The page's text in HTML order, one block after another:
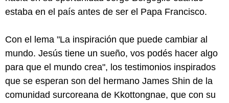
estaba en el país antes de ser el Papa Francisco.
Con el lema "La inspiración que puede cambiar al
mundo. Jesús tiene un sueño, vos podés hacer algo
para que el mundo crea", los testimonios inspirados
que se esperan son del hermano James Shin de la
comunidad surcoreana de Kkottongnae, que con su